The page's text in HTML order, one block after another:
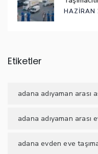
HAZIRAN
Etiketler
adana adıyaman arası
adana adıyaman arası
adana evden eve